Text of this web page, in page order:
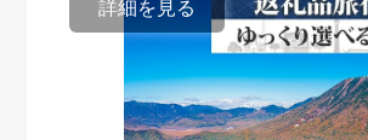
詳細を見る